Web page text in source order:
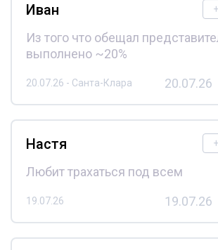
Иван
Из того что обещал
выполнено ~20%
20.07.26 - Санта-Клара 20.07.26
Настя
Любит трахаться под всем
19.07.26 19.07.26